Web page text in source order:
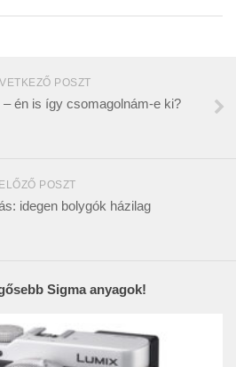
POSZT
– én is így csomagolnám-e ki?
ELŐZŐ POSZT
idegen bolygók házilag
Sigma anyagok!